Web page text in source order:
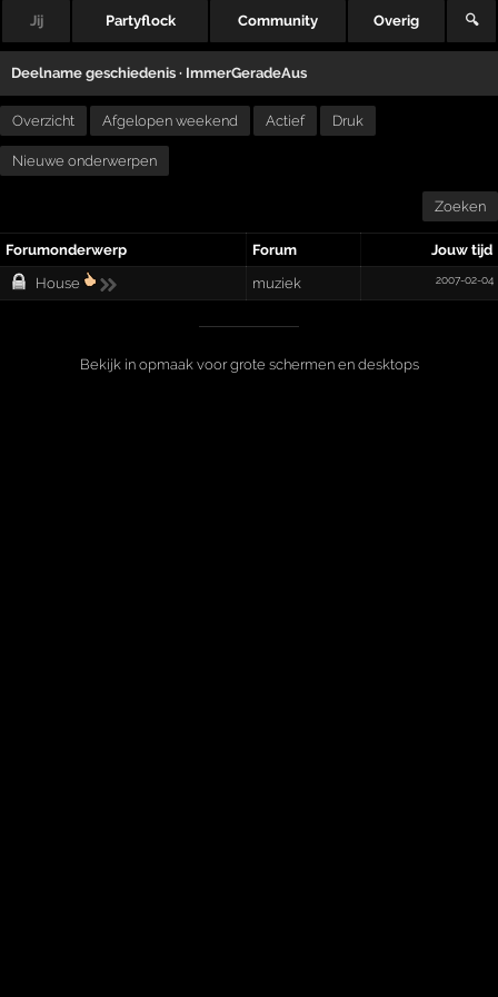
Jij Partyflock Community Overig 🔍
Deelname geschiedenis · ImmerGeradeAus
Overzicht Afgelopen weekend Actief Druk
Nieuwe onderwerpen
Zoeken
Forumonderwerp Forum
Jouw tijd
House
muziek 2007-02-04
Bekijk in opmaak voor grote schermen en desktops